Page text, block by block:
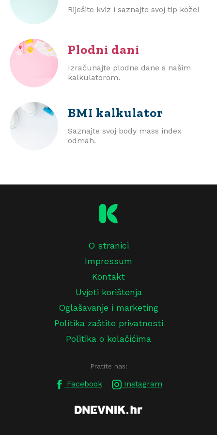
Riješite kviz i saznajte svoj tip kože!
Plodni dani
Izračunajte plodne dane s našim
kalkulatorom.
BMI kalkulator
Saznajte svoj body mass index
odmah.
O stranici
Impressum
Kontakt
Uvjeti korištenja
Oglašavanje i marketing
Politika zaštite privatnosti
Politika o kolačićima
Pratite nas:
Facebook Instagram